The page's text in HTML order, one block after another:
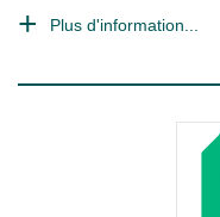
Plus d'information...